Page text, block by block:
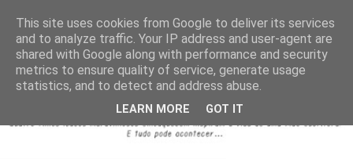
This site uses cookies from Google to deliver its services
and to analyze traffic. Your IP address and user-agent are
shared with Google along with performance and security
metrics to ensure quality of service, generate usage
statistics, and to detect and address abuse.
LEARN MORE GOT IT